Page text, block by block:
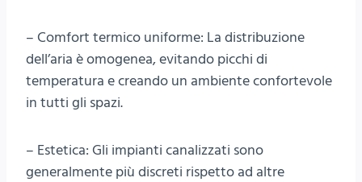
– Comfort termico uniforme: La distribuzione
dell’aria è omogenea, evitando picchi di
temperatura e creando un ambiente confortevole
in tutti gli spazi.
– Estetica: Gli impianti canalizzati sono
generalmente più discreti rispetto ad altre